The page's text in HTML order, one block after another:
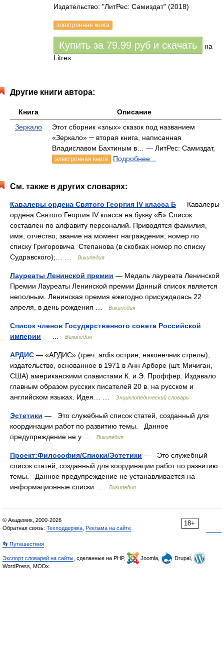
Издательство: "ЛитРес: Самиздат" (2018)
электронная книга
Купить за 79.99 руб и скачать
на
Litres
Другие книги автора:
Книга
Описание
Зеркало
Этот сборник «злых» сказок под названием
«Зеркало» ─ вторая книга, написанная
Владиславом Бахтиным в… — ЛитРес: Самиздат,
электронная книга Подробнее...
См. также в других словарях:
Кавалеры ордена Святого Георгия IV класса Б — Кавалеры
ордена Святого Георгия IV класса на букву «Б» Список
составлен по алфавиту персоналий. Приводятся фамилия,
имя, отчество; звание на момент награждения; номер по
списку Григоровича Степанова (в скобках номер по списку
Судравского);… …
Википедия
Лауреаты Ленинской премии — Медаль лауреата Ленинской
Премии Лауреаты Ленинской премии Данный список является
неполным. Ленинская премия ежегодно присуждалась 22
апреля, в день рождения …
Википедия
Список членов Государственного совета Российской
империи — … Википедия
АРДИС — «АРДИС» (греч. аrdis острие, наконечник стрелы),
издательство, основанное в 1971 в Анн Арборе (шт. Мичиган,
США) американскими славистами К. и Э. Проффер. Издавало
главным образом русских писателей 20 в. на русском и
английском языках. Идея… …
Энциклопедический словарь
Эстетики — Это служебный список статей, созданный для
координации работ по развитию темы. Данное
предупреждение не у …
Википедия
Проект:Философия/Списки/Эстетики — Это служебный
список статей, созданный для координации работ по развитию
темы. Данное предупреждение не устанавливается на
информационные списки …
Википедия
18+
© Академик, 2000-2026
Обратная связь: Техподдержка Реклама на сайте
👣 Путешествия
Экспорт словарей на сайты , сделанные на PHP, Joomla,
Drupal,
WordPress, MODx.